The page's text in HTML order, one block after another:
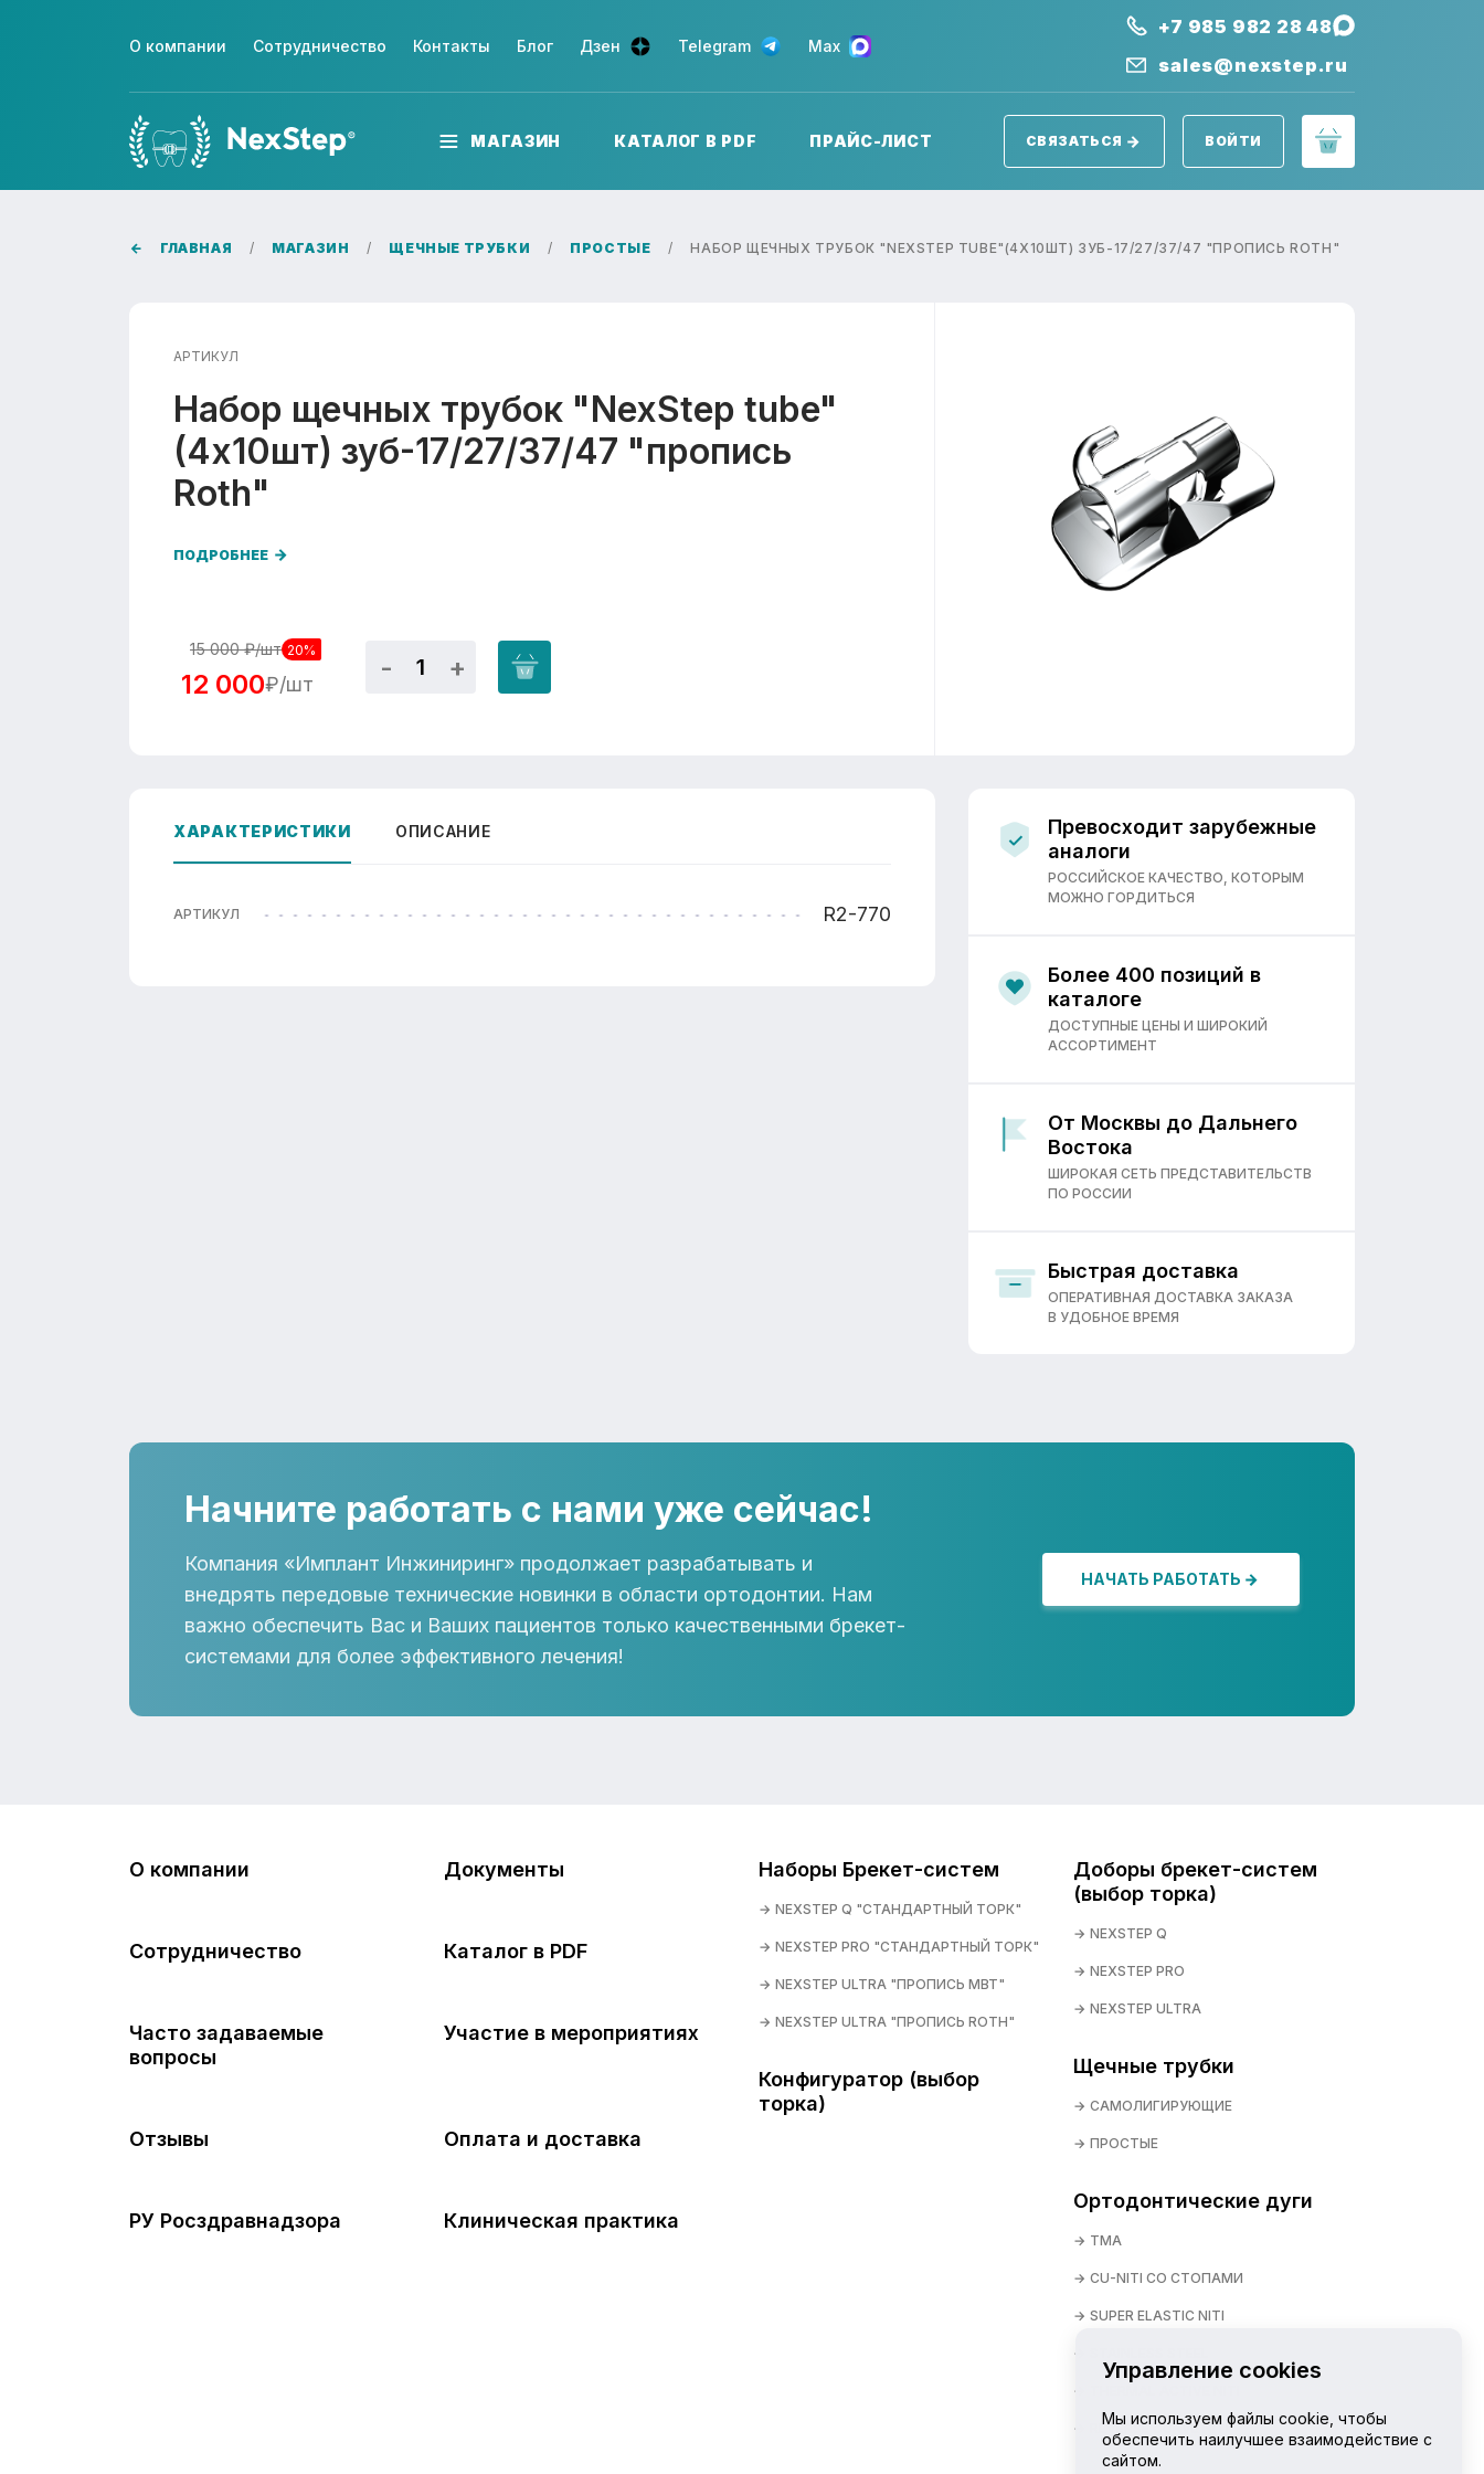
О компании Сотрудничество Контакты Блог Дзен Telegram Max
+7 985 982 28 48
sales@nexstep.ru
МАГАЗИН КАТАЛОГ В PDF ПРАЙС-ЛИСТ СВЯЗАТЬСЯ ВОЙТИ
ГЛАВНАЯ МАГАЗИН ЩЕЧНЫЕ ТРУБКИ ПРОСТЫЕ НАБОР ЩЕЧНЫХ ТРУБОК "NEXSTEP TUBE"(4Х10ШТ) ЗУБ-17/27/37/47 "ПРОПИСЬ ROTH"
АРТИКУЛ
Набор щечных трубок "NexStep tube"
(4х10шт) зуб-17/27/37/47 "пропись
Roth"
ПОДРОБНЕЕ
15 000 ₽/шт 20%
12 000₽/шт
ХАРАКТЕРИСТИКИ ОПИСАНИЕ
АРТИКУЛ R2-770
Превосходит зарубежные
аналоги
РОССИЙСКОЕ КАЧЕСТВО, КОТОРЫМ
МОЖНО ГОРДИТЬСЯ
Более 400 позиций в
каталоге
ДОСТУПНЫЕ ЦЕНЫ И ШИРОКИЙ
АССОРТИМЕНТ
От Москвы до Дальнего
Востока
ШИРОКАЯ СЕТЬ ПРЕДСТАВИТЕЛЬСТВ
ПО РОССИИ
Быстрая доставка
ОПЕРАТИВНАЯ ДОСТАВКА ЗАКАЗА
В УДОБНОЕ ВРЕМЯ
Начните работать с нами уже сейчас!
Компания «Имплант Инжиниринг» продолжает разрабатывать и
внедрять передовые технические новинки в области ортодонтии. Нам
важно обеспечить Вас и Ваших пациентов только качественными брекет-
системами для более эффективного лечения!
НАЧАТЬ РАБОТАТЬ
О компании Документы
Сотрудничество Каталог в PDF
Часто задаваемые
вопросы
Участие в мероприятиях
Отзывы Оплата и доставка
РУ Росздравнадзора Клиническая практика
Наборы Брекет-систем
NEXSTEP Q "СТАНДАРТНЫЙ ТОРК"
NEXSTEP PRO "СТАНДАРТНЫЙ ТОРК"
NEXSTEP ULTRA "ПРОПИСЬ MBT"
NEXSTEP ULTRA "ПРОПИСЬ ROTH"
Конфигуратор (выбор
торка)
Доборы брекет-систем
(выбор торка)
NEXSTEP Q
NEXSTEP PRO
NEXSTEP ULTRA
Щечные трубки
САМОЛИГИРУЮЩИЕ
ПРОСТЫЕ
Ортодонтические дуги
TMA
CU-NITI СО СТОПАМИ
SUPER ELASTIC NITI
REVERSE CURVE NITI
Управление cookies
Мы используем файлы cookie, чтобы
обеспечить наилучшее взаимодействие с
сайтом.